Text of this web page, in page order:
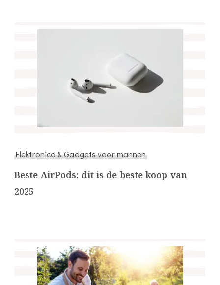
Elektronica & Gadgets voor mannen
Beste AirPods: dit is de beste koop van
2025